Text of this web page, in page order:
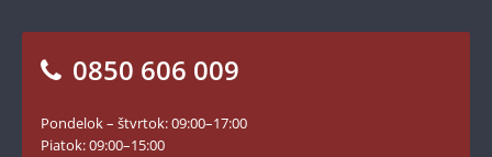
Numizmatické novinky
Blog Pokladnica mincí
Facebook Národnej Pokladnice
YouTube Národnej Pokladnice
0850 606 009
Pondelok – štvrtok: 09:00–17:00
Piatok: 09:00–15:00